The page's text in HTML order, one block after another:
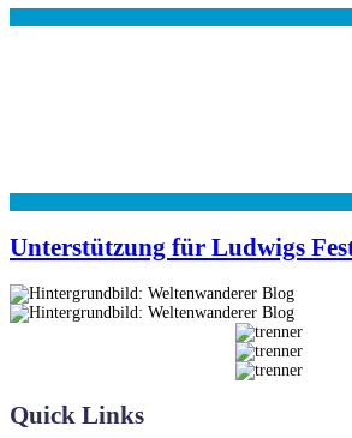
Unterstützung für Ludwigs
Quick Links